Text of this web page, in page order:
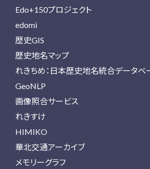
Edo+150プロジェクト
edomi
歴史GIS
歴史地名マップ
れきちめ：日本歴史地名統合データベ
GeoNLP
画像照合サービス
れきすけ
HIMIKO
華北交通アーカイブ
メモリーグラフ